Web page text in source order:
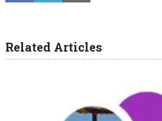
Related Articles